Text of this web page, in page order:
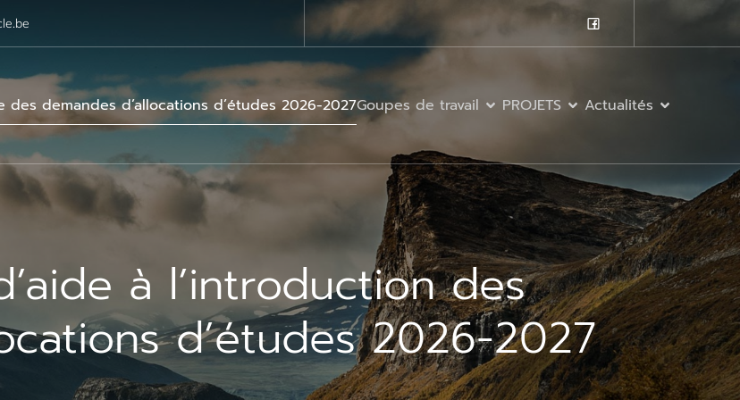
des demandes d’allocations d’études 2026-2027Goupes de travail PROJETS Actualités
à l’introduction des
d’études 2026-2027